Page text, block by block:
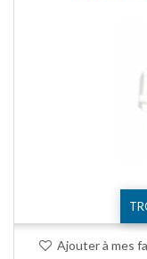
Ajouter à mes